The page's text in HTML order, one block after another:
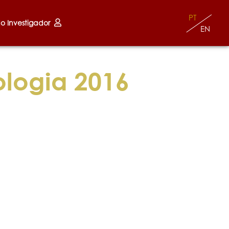
Investigador
EN
PT
2016